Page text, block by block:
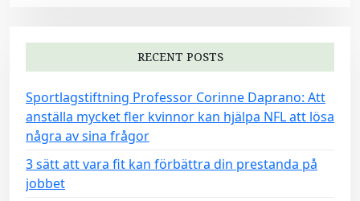
RECENT POSTS
Sportlagstiftning Professor Corinne Daprano: Att
anställa mycket fler kvinnor kan hjälpa NFL att lösa
några av sina frågor
3 sätt att vara fit kan förbättra din prestanda på
jobbet